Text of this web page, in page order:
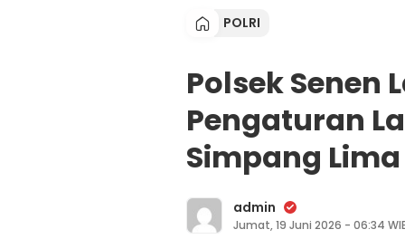
POLRI
Polsek Senen
Pengaturan
Simpang Lima
admin
Jumat, 19 Juni 2026 - 06:34